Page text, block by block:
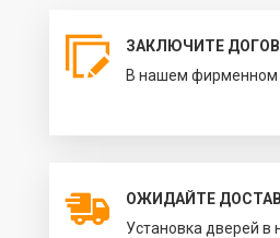
ЗАКЛЮЧИТЕ
В нашем фирменном
ОЖИДАЙТЕ
Установка дверей в